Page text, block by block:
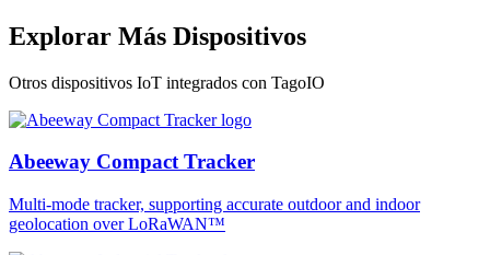
Explorar Más Dispositivos
Otros dispositivos IoT integrados con TagoIO
Abeeway Compact Tracker
Multi-mode tracker, supporting accurate outdoor and indoor
geolocation over LoRaWAN™